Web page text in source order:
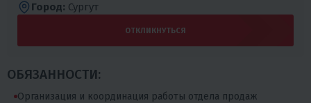
Город: Сургут
ОТКЛИКНУТЬСЯ
ОБЯЗАННОСТИ:
Организация и координация работы отдела продаж